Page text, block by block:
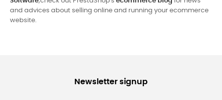
and advices about selling online and running your ecommerce
website.
Newsletter signup